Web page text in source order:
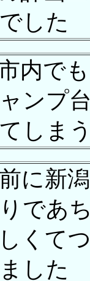
した
内で
ンプ
しま
に新
であ
くて
した